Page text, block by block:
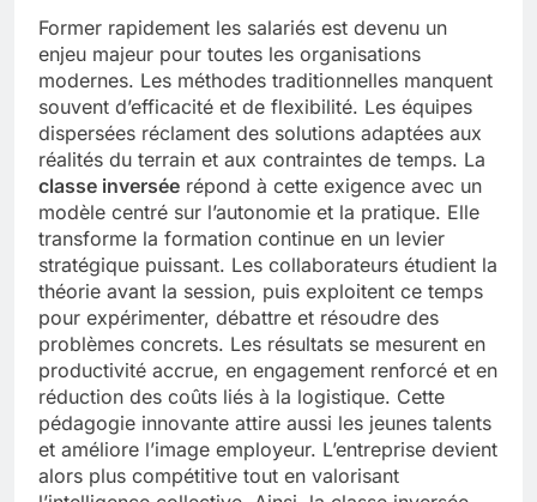
Former rapidement les salariés est devenu un
enjeu majeur pour toutes les organisations
modernes. Les méthodes traditionnelles manquent
souvent d’efficacité et de flexibilité. Les équipes
dispersées réclament des solutions adaptées aux
réalités du terrain et aux contraintes de temps. La
classe inversée répond à cette exigence avec un
modèle centré sur l’autonomie et la pratique. Elle
transforme la formation continue en un levier
stratégique puissant. Les collaborateurs étudient la
théorie avant la session, puis exploitent ce temps
pour expérimenter, débattre et résoudre des
problèmes concrets. Les résultats se mesurent en
productivité accrue, en engagement renforcé et en
réduction des coûts liés à la logistique. Cette
pédagogie innovante attire aussi les jeunes talents
et améliore l’image employeur. L’entreprise devient
alors plus compétitive tout en valorisant